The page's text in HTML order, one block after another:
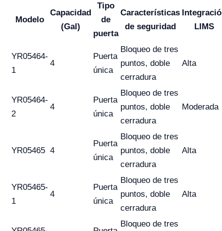
Modelo
Capacidad
(Gal)
Tipo
de
puerta
Características
de seguridad
LIMS
YR05464-
1
4
Puerta
única
Bloqueo de tres
puntos, doble
cerradura
Alta
YR05464-
2
4
Puerta
única
Bloqueo de tres
puntos, doble
cerradura
Moderada
YR05465 4
Puerta
única
Bloqueo de tres
puntos, doble
cerradura
Alta
YR05465-
1
4
Puerta
única
Bloqueo de tres
puntos, doble
cerradura
Alta
Bloqueo de tres